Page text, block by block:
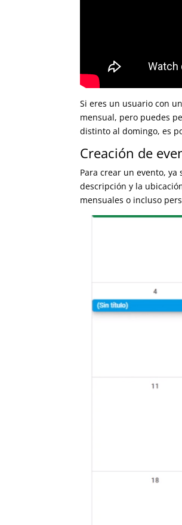
Si eres un usuario con
mensual, pero puedes
día distinto al domingo,
Creación de
Para crear un evento,
descripción y la
mensuales o incluso